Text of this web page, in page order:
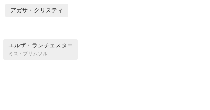
アガサ・クリスティ
エルザ・ランチェスター
ミス・プリムソル